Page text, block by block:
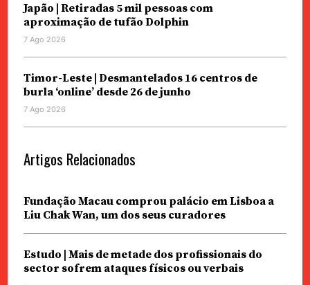
Japão | Retiradas 5 mil pessoas com
aproximação de tufão Dolphin
7 Ago 2026
Timor-Leste | Desmantelados 16 centros de
burla ‘online’ desde 26 de junho
7 Ago 2026
Artigos Relacionados
Fundação Macau comprou palácio em Lisboa a
Liu Chak Wan, um dos seus curadores
Estudo | Mais de metade dos profissionais do
sector sofrem ataques físicos ou verbais